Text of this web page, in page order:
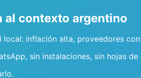
al contexto argentino
local: inflación alta, proveedores
sin instalaciones, sin hojas